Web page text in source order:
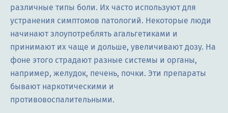
различные типы боли. Их часто используют для
устранения симптомов патологий. Некоторые люди
начинают злоупотреблять агальгетиками и
принимают их чаще и дольше, увеличивают дозу. На
фоне этого страдают разные системы и органы,
например, желудок, печень, почки. Эти препараты
бывают наркотическими и
противовоспалительными.